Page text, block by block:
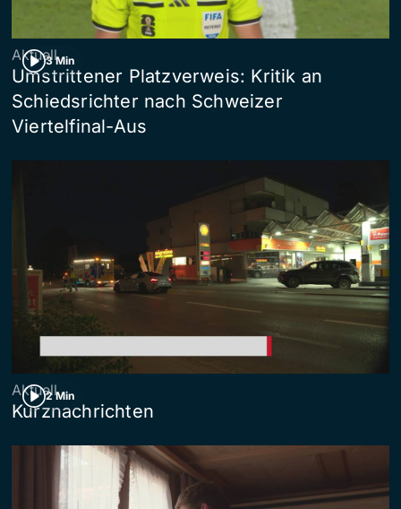
3 Min
Aktuell
Umstrittener Platzverweis: Kritik an
Schiedsrichter nach Schweizer
Viertelfinal-Aus
2 Min
Aktuell
Kurznachrichten